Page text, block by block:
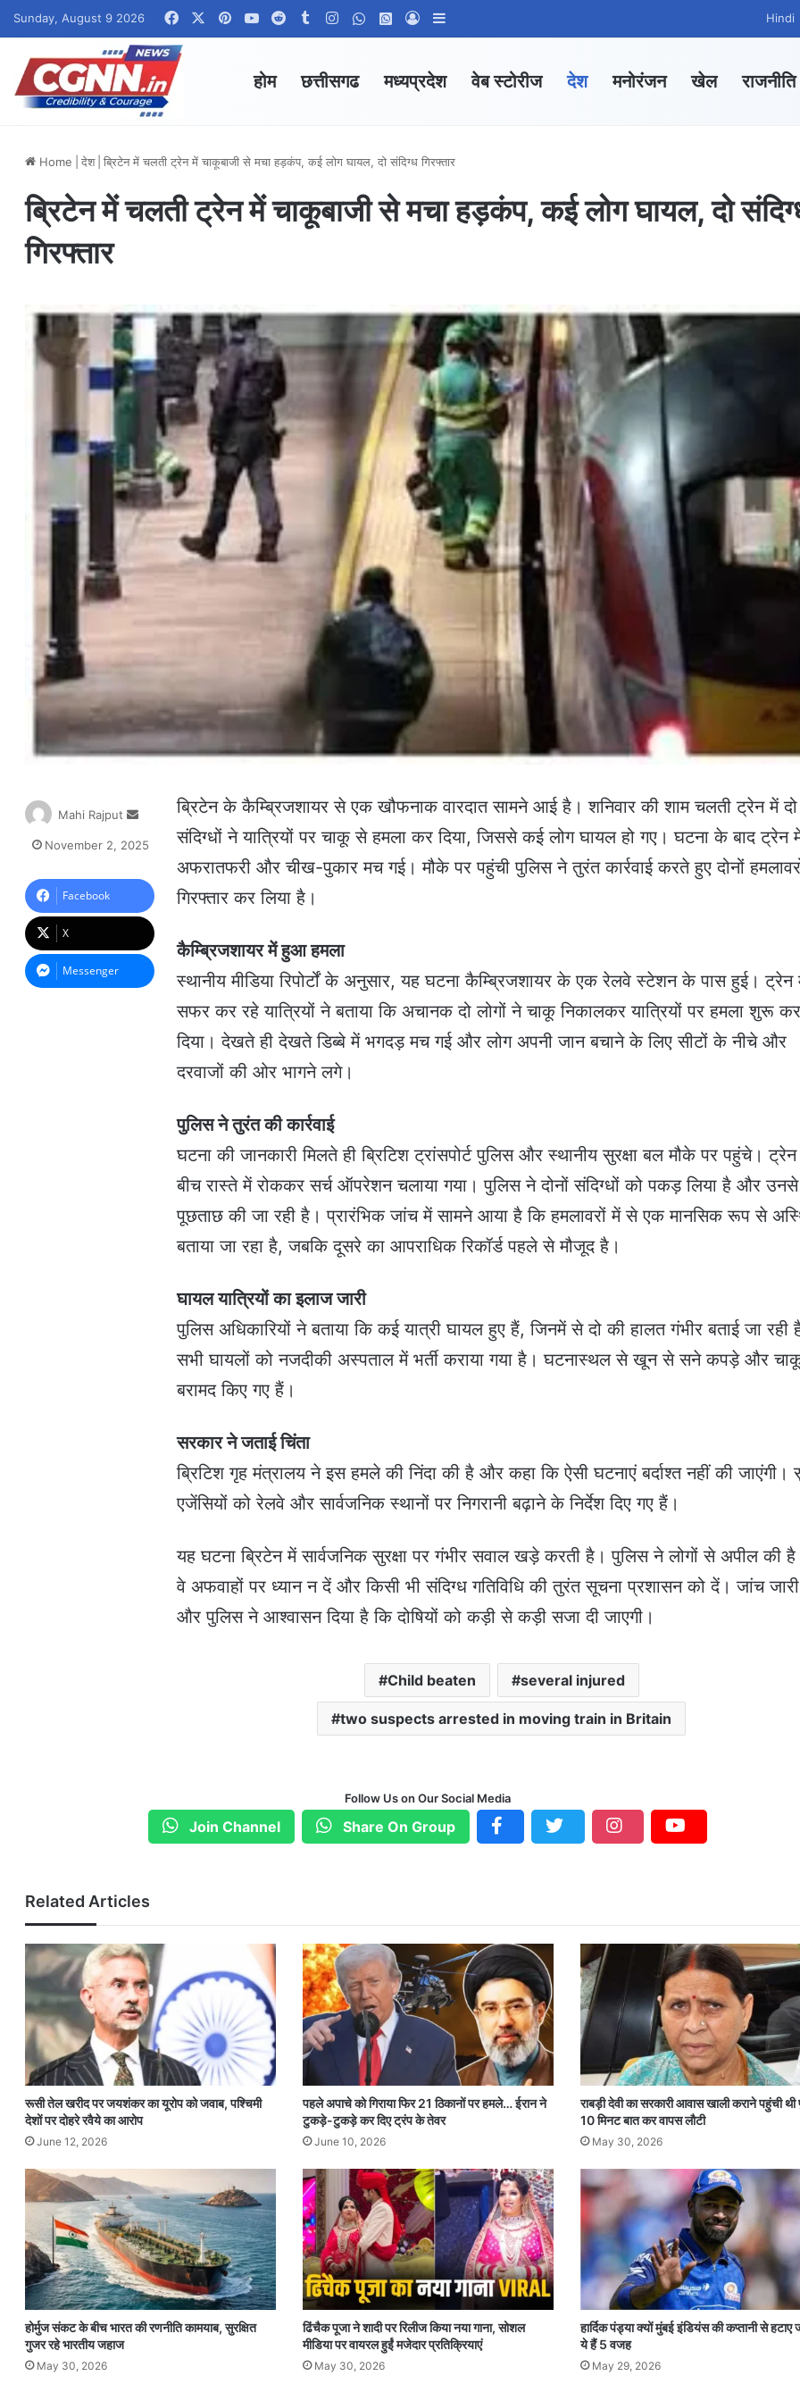
Sunday, August 9 2026 FacebookPinterestYouTubeRedditTumblrInstagramWhatsApp Channel
WhatsApp Group
Log In Hindi
होम छत्तीसगढ मध्यप्रदेश वेब स्टोरीज देश मनोरंजन खेल राजनीति
Home देश ब्रिटेन में चलती ट्रेन में चाकूबाजी से मचा हड़कंप, कई लोग घायल, दो संदिग्ध गिरफ्तार
ब्रिटेन में चलती ट्रेन में चाकूबाजी से मचा हड़कंप, कई लोग घायल, दो
गिरफ्तार
ब्रिटेन के कैम्ब्रिजशायर से एक खौफनाक वारदात सामने आई है। शनिवार की शाम चलती ट्रेन में दो
संदिग्धों ने यात्रियों पर चाकू से हमला कर दिया, जिससे कई लोग घायल हो गए। घटना के बाद ट्रेन
अफरातफरी और चीख-पुकार मच गई। मौके पर पहुंची पुलिस ने तुरंत कार्रवाई करते हुए दोनों
गिरफ्तार कर लिया है।
कैम्ब्रिजशायर में हुआ हमला
स्थानीय मीडिया रिपोर्टों के अनुसार, यह घटना कैम्ब्रिजशायर के एक रेलवे स्टेशन के पास हुई। ट्रेन
सफर कर रहे यात्रियों ने बताया कि अचानक दो लोगों ने चाकू निकालकर यात्रियों पर हमला शुरू कर
दिया। देखते ही देखते डिब्बे में भगदड़ मच गई और लोग अपनी जान बचाने के लिए सीटों के नीचे और
दरवाजों की ओर भागने लगे।
पुलिस ने तुरंत की कार्रवाई
घटना की जानकारी मिलते ही ब्रिटिश ट्रांसपोर्ट पुलिस और स्थानीय सुरक्षा बल मौके पर पहुंचे।
बीच रास्ते में रोककर सर्च ऑपरेशन चलाया गया। पुलिस ने दोनों संदिग्धों को पकड़ लिया है और उनसे
पूछताछ की जा रही है। प्रारंभिक जांच में सामने आया है कि हमलावरों में से एक मानसिक रूप से
बताया जा रहा है, जबकि दूसरे का आपराधिक रिकॉर्ड पहले से मौजूद है।
घायल यात्रियों का इलाज जारी
पुलिस अधिकारियों ने बताया कि कई यात्री घायल हुए हैं, जिनमें से दो की हालत गंभीर बताई जा रही
सभी घायलों को नजदीकी अस्पताल में भर्ती कराया गया है। घटनास्थल से खून से सने कपड़े और
बरामद किए गए हैं।
सरकार ने जताई चिंता
ब्रिटिश गृह मंत्रालय ने इस हमले की निंदा की है और कहा कि ऐसी घटनाएं बर्दाश्त नहीं की जाएंगी।
एजेंसियों को रेलवे और सार्वजनिक स्थानों पर निगरानी बढ़ाने के निर्देश दिए गए हैं।
यह घटना ब्रिटेन में सार्वजनिक सुरक्षा पर गंभीर सवाल खड़े करती है। पुलिस ने लोगों से अपील की
वे अफवाहों पर ध्यान न दें और किसी भी संदिग्ध गतिविधि की तुरंत सूचना प्रशासन को दें। जांच
और पुलिस ने आश्वासन दिया है कि दोषियों को कड़ी से कड़ी सजा दी जाएगी।
Child beaten several injured
two suspects arrested in moving train in Britain
Mahi Rajput
n
n
m
November 2, 2025
Facebook
X
Messenger
Follow Us on Our Social Media
Join Channel Share On Group
Related Articles
रूसी तेल खरीद पर जयशंकर का यूरोप को जवाब, पश्चिमी
देशों पर दोहरे रवैये का आरोप
June 12, 2026
पहले अपाचे को गिराया फिर 21 ठिकानों पर हमले… ईरान ने
टुकड़े-टुकड़े कर दिए ट्रंप के तेवर
June 10, 2026
राबड़ी देवी का सरकारी आवास खाली कराने पहुंची
10 मिनट बात कर वापस लौटी
May 30, 2026
होर्मुज संकट के बीच भारत की रणनीति कामयाब, सुरक्षित
गुजर रहे भारतीय जहाज
May 30, 2026
ढिंचैक पूजा ने शादी पर रिलीज किया नया गाना, सोशल
मीडिया पर वायरल हुईं मजेदार प्रतिक्रियाएं
May 30, 2026
हार्दिक पंड्या क्यों मुंबई इंडियंस की कप्तानी से हटाए
ये हैं 5 वजह
May 29, 2026